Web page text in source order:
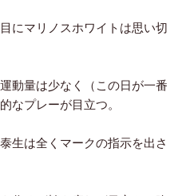
にマリノスホワイトは思い切
動量は少なく（この日が一番
なプレーが目立つ。
生は全くマークの指示を出さ